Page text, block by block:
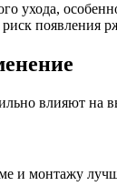
ухода,
появления
влияют на
и монтажу